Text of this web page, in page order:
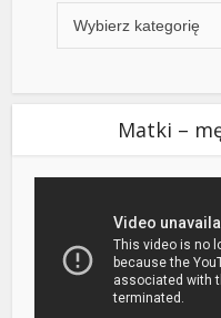
Matki –